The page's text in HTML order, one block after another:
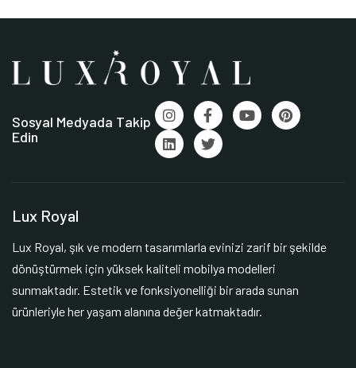
Sosyal Medyada Takip
Edin
Lux Royal
Lux Royal, şık ve modern tasarımlarla evinizi zarif bir şekilde
dönüştürmek için yüksek kaliteli mobilya modelleri
sunmaktadır. Estetik ve fonksiyonelliği bir arada sunan
ürünleriyle her yaşam alanına değer katmaktadır.